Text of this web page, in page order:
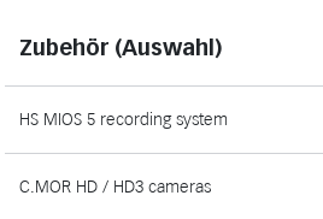
Zubehör (Auswahl)
HS MIOS 5 recording system
C.MOR HD / HD3 cameras